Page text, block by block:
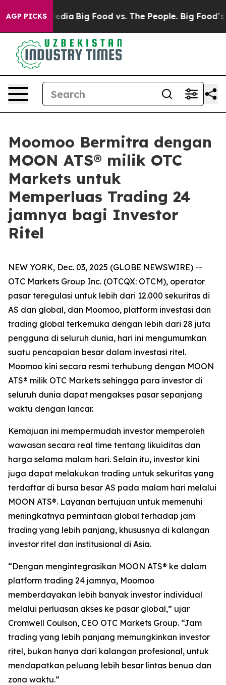
AGP PICKS
Media Big Food vs. The People. Big Food’s
Moomoo Bermitra dengan
MOON ATS® milik OTC
Markets untuk
Memperluas Trading 24
jamnya bagi Investor
Ritel
NEW YORK, Dec. 03, 2025 (GLOBE NEWSWIRE) --
OTC Markets Group Inc. (OTCQX: OTCM), operator
pasar teregulasi untuk lebih dari 12.000 sekuritas di
AS dan global, dan Moomoo, platform investasi dan
trading global terkemuka dengan lebih dari 28 juta
pengguna di seluruh dunia, hari ini mengumumkan
suatu pencapaian besar dalam investasi ritel.
Moomoo kini secara resmi terhubung dengan MOON
ATS® milik OTC Markets sehingga para investor di
seluruh dunia dapat mengakses pasar sepanjang
waktu dengan lancar.
Kemajuan ini mempermudah investor memperoleh
wawasan secara real time tentang likuiditas dan
harga selama malam hari. Selain itu, investor kini
juga dapat melakukan trading untuk sekuritas yang
terdaftar di bursa besar AS pada malam hari melalui
MOON ATS®. Layanan bertujuan untuk memenuhi
meningkatnya permintaan global terhadap jam
trading yang lebih panjang, khususnya di kalangan
investor ritel dan institusional di Asia.
“Dengan mengintegrasikan MOON ATS® ke dalam
platform trading 24 jamnya, Moomoo
memberdayakan lebih banyak investor individual
melalui perluasan akses ke pasar global,” ujar
Cromwell Coulson, CEO OTC Markets Group. “Jam
trading yang lebih panjang memungkinkan investor
ritel, bukan hanya dari kalangan profesional, untuk
mendapatkan peluang lebih besar lintas benua dan
zona waktu.”